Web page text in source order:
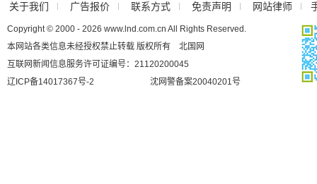
关于我们 广告报价 联系方式 免责声明 网站律师
Copyright © 2000 - 2026 www.lnd.com.cn All Rights Reserved.
本网站各类信息未经授权禁止转载 版权所有 北国网
互联网新闻信息服务许可证编号：21120200045
辽ICP备14017367号-2
沈网警备案20040201号